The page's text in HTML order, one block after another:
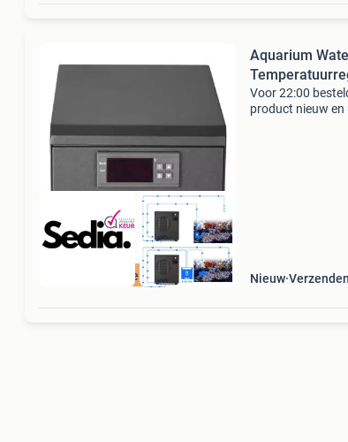
Beoordeeld met 9+
Aquarium
Voor 22:00
product nieuw
Nieuw Verzenden